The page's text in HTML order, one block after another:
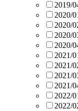
2019/
2020/
2020/
2020/
2020/
2021/
2021/
2021/
2021/
2022/
2022/